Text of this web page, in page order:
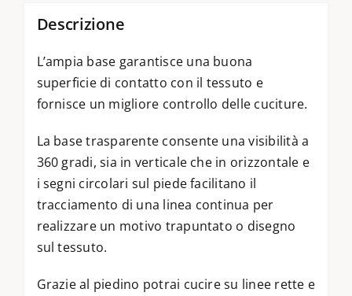
Descrizione
L’ampia base garantisce una buona
superficie di contatto con il tessuto e
fornisce un migliore controllo delle cuciture.
La base trasparente consente una visibilità a
360 gradi, sia in verticale che in orizzontale e
i segni circolari sul piede facilitano il
tracciamento di una linea continua per
realizzare un motivo trapuntato o disegno
sul tessuto.
Grazie al piedino potrai cucire su linee rette e